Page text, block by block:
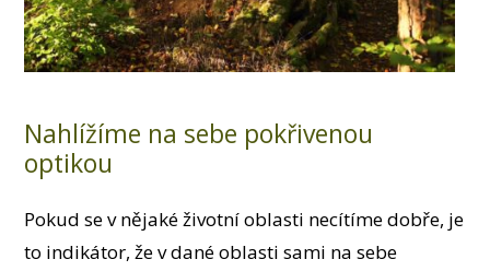
Nahlížíme na sebe pokřivenou
optikou
Pokud se v nějaké životní oblasti necítíme dobře, je
to indikátor, že v dané oblasti sami na sebe